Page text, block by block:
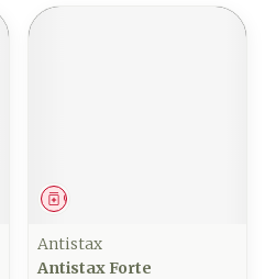
Geneesmiddel
Antistax
Antistax Forte